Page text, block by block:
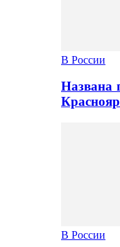
В России
Названа
В России